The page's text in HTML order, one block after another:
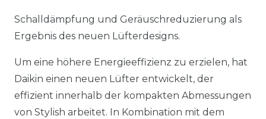
Schalldämpfung und Geräuschreduzierung als
Ergebnis des neuen Lüfterdesigns.
Um eine höhere Energieeffizienz zu erzielen, hat
Daikin einen neuen Lüfter entwickelt, der
effizient innerhalb der kompakten Abmessungen
von Stylish arbeitet. In Kombination mit dem